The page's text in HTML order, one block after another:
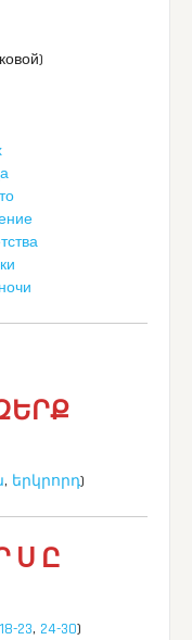
, երկրորդ)
Ս Ը
18-23, 24-30)